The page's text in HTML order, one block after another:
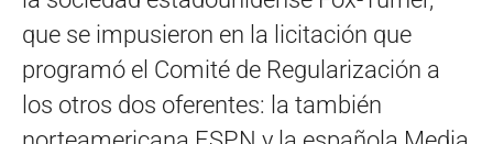
que se impusieron en la licitación que
programó el Comité de Regularización a
los otros dos oferentes: la también